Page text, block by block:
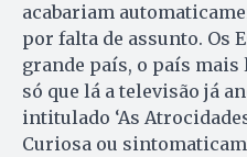
acabariam
por falta de assunto. Os
grande país, o país
só que lá a televisão já
intitulado ‘As
Curiosa ou